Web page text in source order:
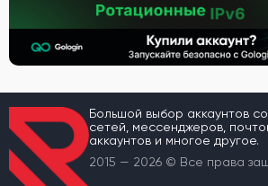
Большой выбор аккаунтов
сетей, мессенджеров,
аккаунтов и многое другое.
2015 — 2026 © Все права